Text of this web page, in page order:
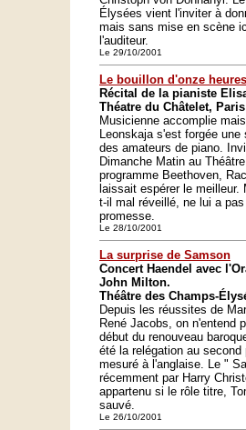
Élysées vient l'inviter à
mais sans mise en scène
l'auditeur.
Le 29/10/2001
Le bouillon d'onze heures
Récital de la pianiste
Théatre du Châtelet, Paris
Musicienne accomplie
Leonskaja s'est forgée
des amateurs de piano.
Dimanche Matin au
programme Beethoven,
laissait espérer le
t-il mal réveillé, ne lui a
promesse.
Le 28/10/2001
La surprise de Samson
Concert Haendel avec
John Milton.
Théâtre des Champs-
Depuis les réussites de
René Jacobs, on n'entend
début du renouveau
été la relégation au second
mesuré à l'anglaise. Le "
récemment par Harry
appartenu si le rôle titre,
sauvé.
Le 26/10/2001